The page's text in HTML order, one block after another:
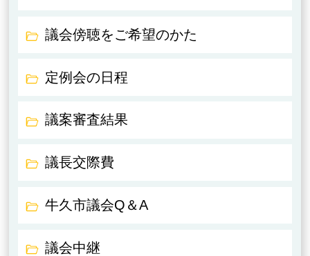
議会傍聴をご希望のかた
定例会の日程
議案審査結果
議長交際費
牛久市議会Q＆A
議会中継